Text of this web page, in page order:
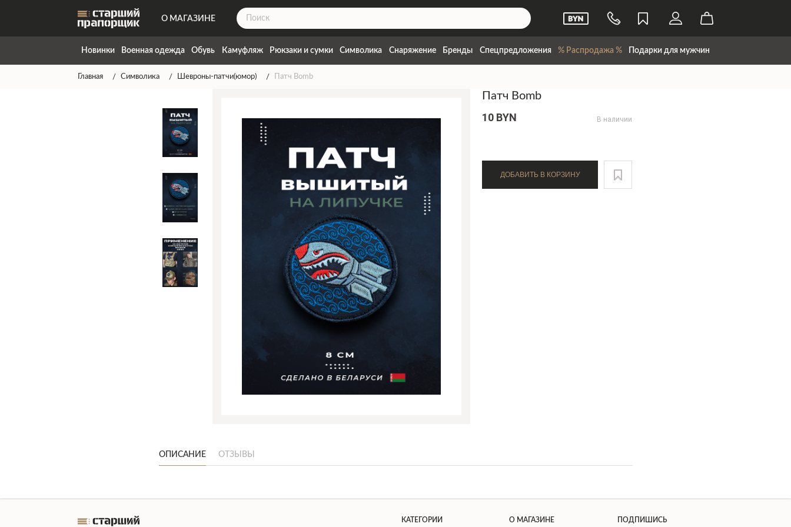
О МАГАЗИНЕ
ДОСТАВКА
КОНТАКТЫ
ТАБЛИЦА РАЗМЕРОВ
ГАРАНТИЯ
Новинки Военная одежда Обувь Камуфляж Рюкзаки и сумки Символика Снаряжение Бренды Спецпредложения % Распродажа % Подарки для мужчин
Главная Символика Шевроны-патчи(юмор) Патч Bomb
Патч Bomb
10 BYN В наличии
ДОБАВИТЬ В КОРЗИНУ
ОПИСАНИЕ ОТЗЫВЫ
КАТЕГОРИИ О МАГАЗИНЕ ПОДПИШИСЬ